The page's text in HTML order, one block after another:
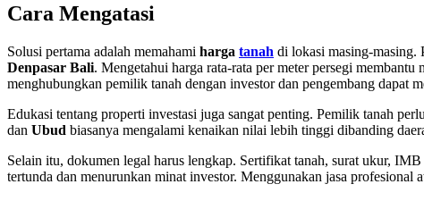
Cara Mengatasi
Solusi pertama adalah memahami harga tanah di lokasi masing-masing.
Denpasar Bali. Mengetahui harga rata-rata per meter persegi
menghubungkan pemilik tanah dengan investor dan pengembang dapat
Edukasi tentang properti investasi juga sangat penting. Pemilik tanah
dan Ubud biasanya mengalami kenaikan nilai lebih tinggi dibanding
Selain itu, dokumen legal harus lengkap. Sertifikat tanah, surat ukur,
tertunda dan menurunkan minat investor. Menggunakan jasa